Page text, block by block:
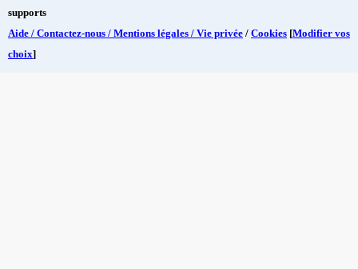
supports
Aide / Contactez-nous / Mentions légales / Vie privée / Cookies [Modifier vos
choix]